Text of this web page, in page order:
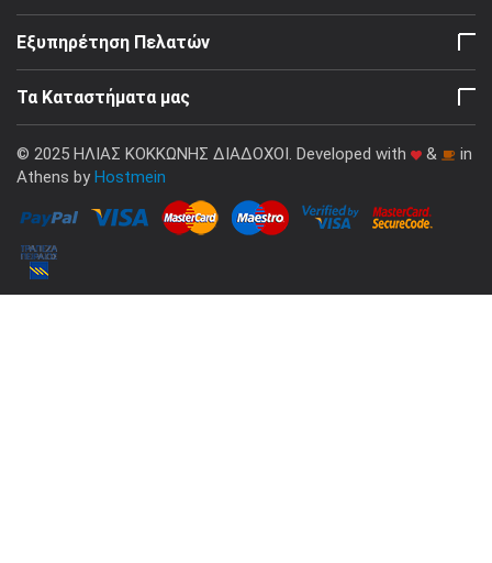
Εξυπηρέτηση Πελατών
Τα Καταστήματα μας
© 2025 ΗΛΙΑΣ ΚΟΚΚΩΝΗΣ ΔΙΑΔΟΧΟΙ. Developed with &
in
Athens by Hostmein